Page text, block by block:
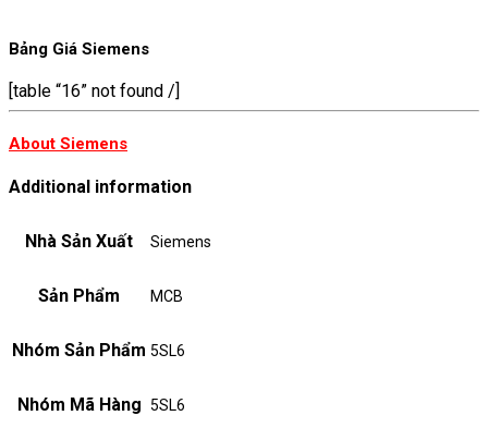
Bảng Giá Siemens
[table “16” not found /]
About Siemens
Additional information
Nhà Sản Xuất Siemens
Sản Phẩm MCB
Nhóm Sản Phẩm 5SL6
Nhóm Mã Hàng 5SL6